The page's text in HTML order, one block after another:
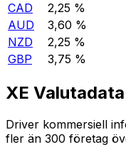
CAD
2,25 %
AUD
3,60 %
NZD
2,25 %
GBP
3,75 %
XE
Driver kommersiell
fler än 300 företag